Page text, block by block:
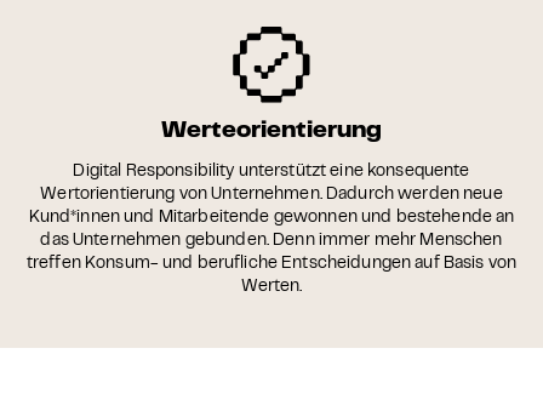
Werteorientierung
Digital Responsibility unterstützt eine konsequente
Wertorientierung von Unternehmen. Dadurch werden neue
Kund*innen und Mitarbeitende gewonnen und bestehende an
das Unternehmen gebunden. Denn immer mehr Menschen
treffen Konsum- und berufliche Entscheidungen auf Basis von
Werten.